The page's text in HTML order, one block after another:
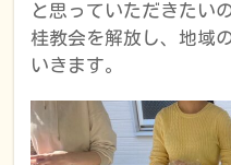
と思っていただきたい
桂教会を解放し、地域
いきます。